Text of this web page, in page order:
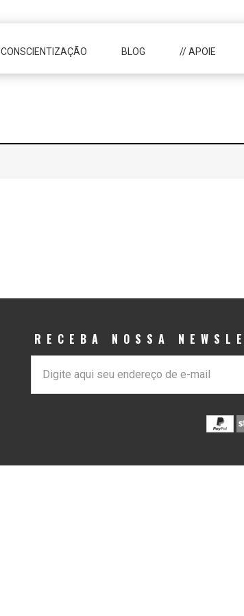
CONSCIENTIZAÇÃO BLOG // APOIE
RECEBA NOSSA